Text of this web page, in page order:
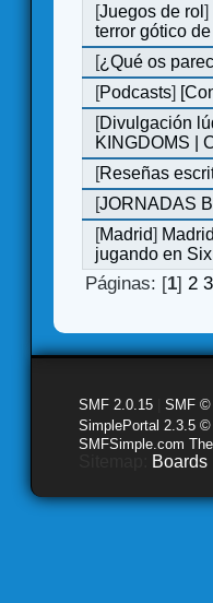
[Juegos de rol]
terror gótico
[¿Qué os
[Podcasts]
[Divulgación
KINGDOMS |
[Reseñas
[JORNADAS
[Madrid]
jugando en
Páginas: [1]2 3
SMF 2.0.15 SMF ©
SimplePortal 2.3.5
SMFSimple.com
Boards